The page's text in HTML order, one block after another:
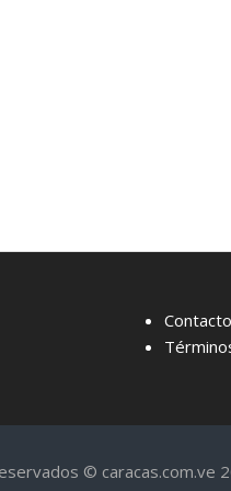
Contacto
© caracas.com.ve